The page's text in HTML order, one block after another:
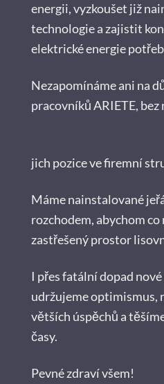
energii, vyzkoušet již
technologie a zajistit
elektrické energie
Nezapomínáme ani na
pracovníků ARIETE,
jich pozice ve firemní
Máme nainstalované
rozchodem, abychom
zastřešený prostor
I přes fatální dopad
udržujeme optimismus,
větších úspěchů a
časy.
Pevné zdraví všem!